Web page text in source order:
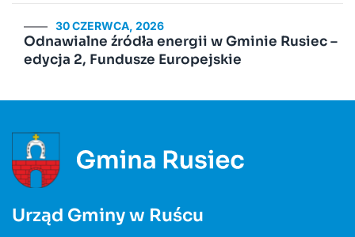
30 CZERWCA, 2026
Odnawialne źródła energii w Gminie Rusiec –
edycja 2, Fundusze Europejskie
Urząd Gminy w Ruścu